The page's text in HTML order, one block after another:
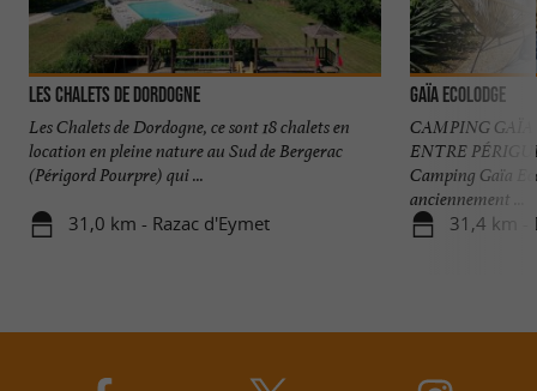
Les Chalets de Dordogne
Les Chalets de Dordogne, ce sont 18 chalets en
location en pleine nature au Sud de Bergerac
(Périgord Pourpre) qui ...
31,0 km - Razac d'Eymet
Gaïa Ecolodge
CAMPING
ENTRE
Camping Gaïa
anciennement ...
31,4 km -